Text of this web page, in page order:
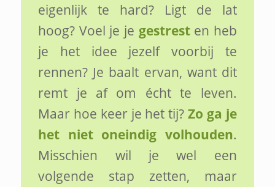
eigenlijk te hard? Ligt de lat
hoog? Voel je je gestresten heb
je het idee jezelf voorbij te
rennen? Je baalt ervan, want dit
remt je af om écht te leven.
Maar hoe keer je het tij?Zo ga je
het niet oneindig volhouden.
Misschien wil je wel een
volgende stap zetten, maar